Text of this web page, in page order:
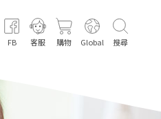
FB 客服 購物 Global 搜尋